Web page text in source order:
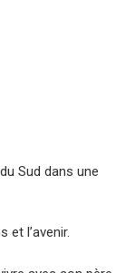
Sud dans une
et l’avenir.